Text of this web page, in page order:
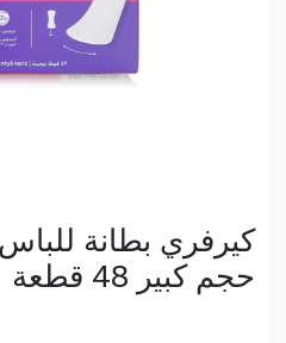
كيرفري بطانة
حجم كبير 48 قطعة